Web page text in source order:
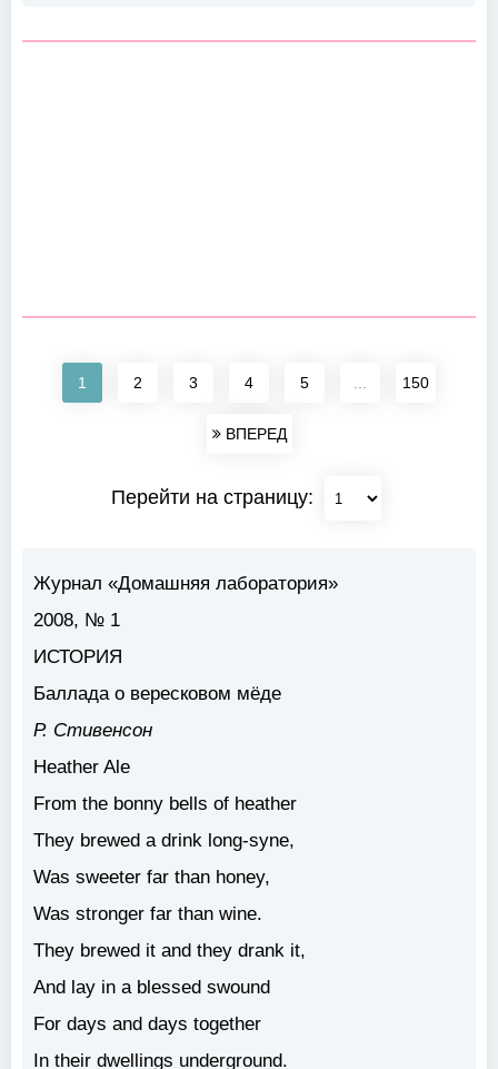
1 2 3 4 5 150
ВПЕРЕД
Перейти на страницу:
Журнал «Домашняя лаборатория»
2008, № 1
ИСТОРИЯ
Баллада о вересковом мёде
Р. Стивенсон
Heather Ale
From the bonny bells of heather
They brewed a drink long-syne,
Was sweeter far than honey,
Was stronger far than wine.
They brewed it and they drank it,
And lay in a blessed swound
For days and days together
In their dwellings underground.